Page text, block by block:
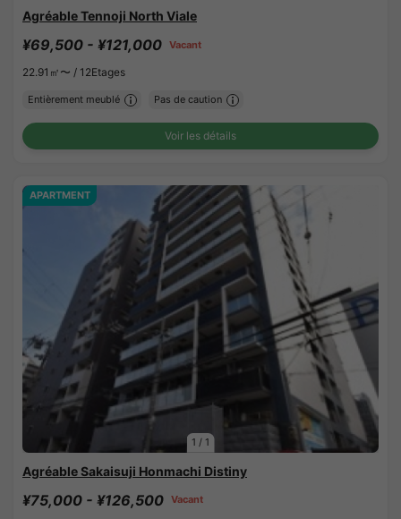
Agréable Tennoji North Viale
¥69,500 - ¥121,000 Vacant
22.91㎡〜 / 12Etages
Entièrement meublé Pas de caution
Voir les détails
1 / 1
APARTMENT
Agréable Sakaisuji Honmachi Distiny
¥75,000 - ¥126,500 Vacant